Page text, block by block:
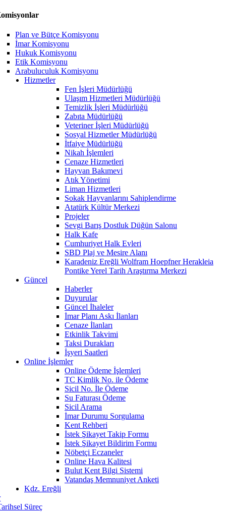
Plan ve Bütçe Komisyonu
İmar Komisyonu
Hukuk Komisyonu
Etik Komisyonu
Arabuluculuk Komisyonu
Hizmetler
Fen İşleri Müdürlüğü
Ulaşım Hizmetleri Müdürlüğü
Temizlik İşleri Müdürlüğü
Zabıta Müdürlüğü
Veteriner İşleri Müdürlüğü
Sosyal Hizmetler Müdürlüğü
İtfaiye Müdürlüğü
Nikah İşlemleri
Cenaze Hizmetleri
Hayvan Bakımevi
Atık Yönetimi
Liman Hizmetleri
Sokak Hayvanlarını Sahiplendirme
Atatürk Kültür Merkezi
Projeler
Sevgi Barış Dostluk Düğün Salonu
Halk Kafe
Cumhuriyet Halk Evleri
SBD Plaj ve Mesire Alanı
Karadeniz Ereğli Wolfram Hoepfner Herakleia
Pontike Yerel Tarih Araştırma Merkezi
Güncel
Haberler
Duyurular
Güncel İhaleler
İmar Planı Askı İlanları
Cenaze İlanları
Etkinlik Takvimi
Taksi Durakları
İşyeri Saatleri
Online İşlemler
Online Ödeme İşlemleri
TC Kimlik No. ile Ödeme
Sicil No. İle Ödeme
Su Faturası Ödeme
Sicil Arama
İmar Durumu Sorgulama
Kent Rehberi
İstek Şikayet Takip Formu
İstek Şikayet Bildirim Formu
Nöbetçi Eczaneler
Online Hava Kalitesi
Bulut Kent Bilgi Sistemi
Vatandaş Memnuniyet Anketi
Kdz. Ereğli
Süreç